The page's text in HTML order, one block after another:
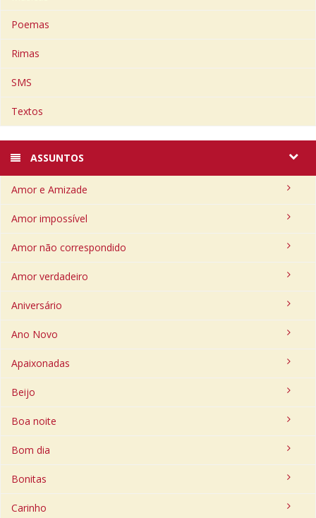
Poemas
Rimas
SMS
Textos
ASSUNTOS
Amor e Amizade
Amor impossível
Amor não correspondido
Amor verdadeiro
Aniversário
Ano Novo
Apaixonadas
Beijo
Boa noite
Bom dia
Bonitas
Carinho